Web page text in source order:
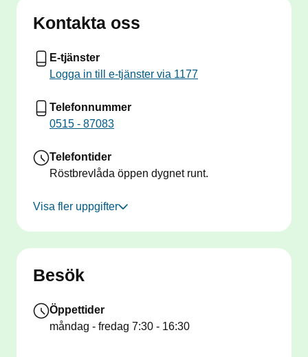
Kontakta oss
E-tjänster
Logga in till e-tjänster via 1177
Telefonnummer
0515 - 87083
Telefontider
Röstbrevlåda öppen dygnet runt.
Visa fler uppgifter
Besök
Öppettider
måndag - fredag 7:30 - 16:30